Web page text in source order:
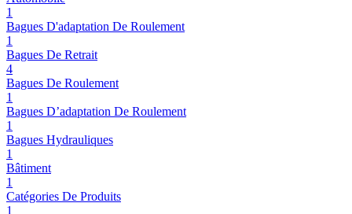
1
Bagues D'adaptation De Roulement
1
Bagues De Retrait
4
Bagues De Roulement
1
Bagues D’adaptation De Roulement
1
Bagues Hydrauliques
1
Bâtiment
1
Catégories De Produits
1